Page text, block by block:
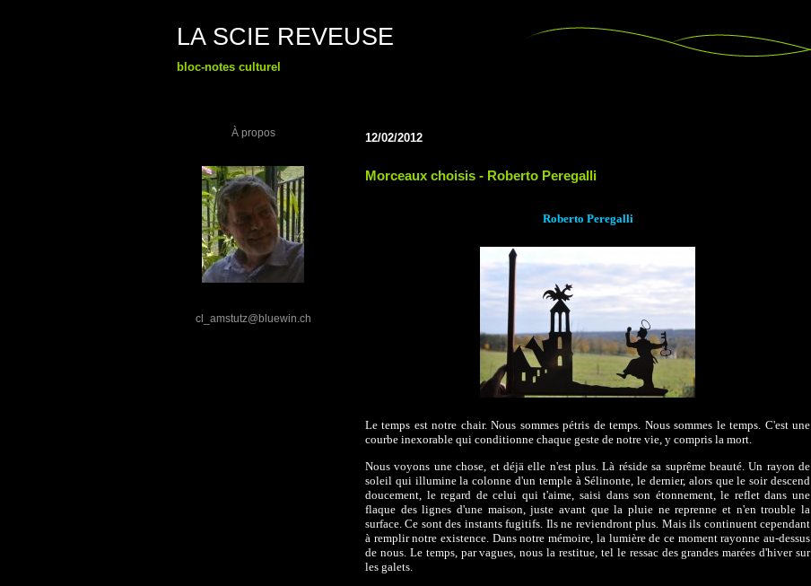
LA SCIE REVEUSE
bloc-notes culturel
À propos
cl_amstutz@bluewin.ch
12/02/2012
Morceaux choisis - Roberto Peregalli
Roberto Peregalli
Le temps est notre chair. Nous sommes pétris de temps. Nous sommes le temps. C'est une
courbe inexorable qui conditionne chaque geste de notre vie, y compris la mort.
Nous voyons une chose, et déjä elle n'est plus. Là réside sa suprême beauté. Un rayon de
soleil qui illumine la colonne d'un temple à Sélinonte, le dernier, alors que le soir descend
doucement, le regard de celui qui t'aime, saisi dans son étonnement, le reflet dans une
flaque des lignes d'une maison, juste avant que la pluie ne reprenne et n'en trouble la
surface. Ce sont des instants fugitifs. Ils ne reviendront plus. Mais ils continuent cependant
à remplir notre existence. Dans notre mémoire, la lumière de ce moment rayonne au-dessus
de nous. Le temps, par vagues, nous la restitue, tel le ressac des grandes marées d'hiver sur
les galets.